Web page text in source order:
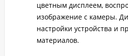
цветным дисплеем,
изображение с камеры.
настройки устройства и
материалов.